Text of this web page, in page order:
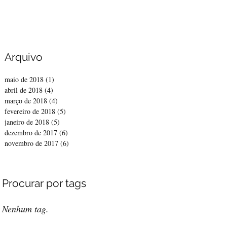
Arquivo
maio de 2018 (1)
abril de 2018 (4)
março de 2018 (4)
fevereiro de 2018 (5)
janeiro de 2018 (5)
dezembro de 2017 (6)
novembro de 2017 (6)
Procurar por tags
Nenhum tag.